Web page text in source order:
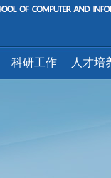
科研工作 人才培